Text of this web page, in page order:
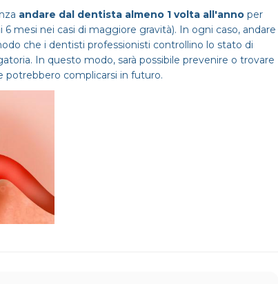
andare dal dentista almeno 1 volta all'anno per
mesi nei casi di maggiore gravità). In ogni caso, andare
che i dentisti professionisti controllino lo stato di
In questo modo, sarà possibile prevenire o trovare
potrebbero complicarsi in futuro.